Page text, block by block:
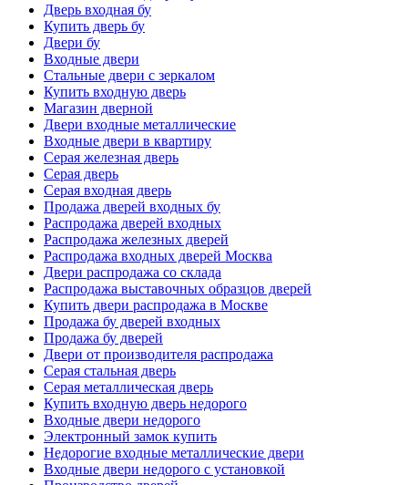
Дверь входная бу
Купить дверь бу
Двери бу
Входные двери
Стальные двери с зеркалом
Купить входную дверь
Магазин дверной
Двери входные металлические
Входные двери в квартиру
Серая железная дверь
Серая дверь
Серая входная дверь
Продажа дверей входных бу
Распродажа дверей входных
Распродажа железных дверей
Распродажа входных дверей Москва
Двери распродажа со склада
Распродажа выставочных образцов дверей
Купить двери распродажа в Москве
Продажа бу дверей входных
Продажа бу дверей
Двери от производителя распродажа
Серая стальная дверь
Серая металлическая дверь
Купить входную дверь недорого
Входные двери недорого
Электронный замок купить
Недорогие входные металлические двери
Входные двери недорого с установкой